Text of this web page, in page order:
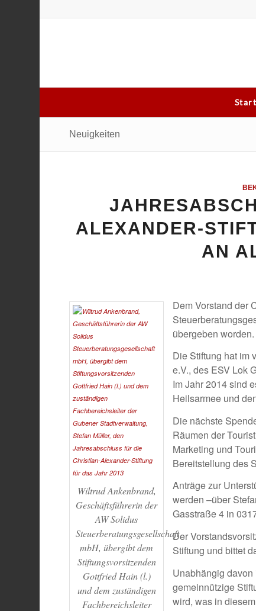
Neuigkeiten
ALEXANDER-
AN
Wiltrud Ankenbrand,
Geschäftsführerin der
AW Solidus
Steuerberatungsgesellschaft
mbH, übergibt dem
Stiftungsvorsitzenden
Gottfried Hain (l.)
und dem zuständigen
Fachbereichsleiter
Dem Vorstand der
übergeben worden.
Die Stiftung hat im
e.V., des ESV Lok
Im Jahr 2014 sind
Heilsarmee und
Die nächste
Räumen der
Marketing und
Bereitstellung des
Anträge zur
werden –über
Gasstraße 4 in
Der
Stiftung und bittet
Unabhängig
gemeinnützige
wird, was in